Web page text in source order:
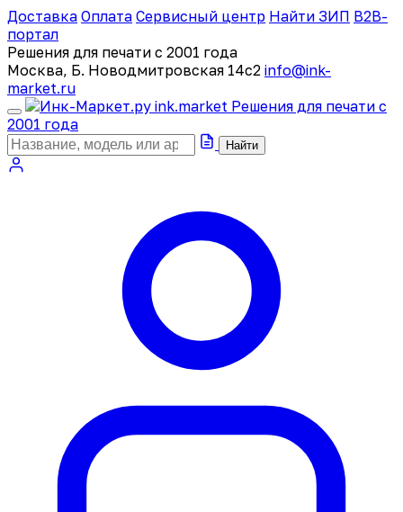
Доставка Оплата Сервисный центр Найти ЗИП B2B-
портал
Решения для печати с 2001 года
Москва, Б. Новодмитровская 14с2 info@ink-
market.ru
ink.market Решения для печати с
2001 года
Найти